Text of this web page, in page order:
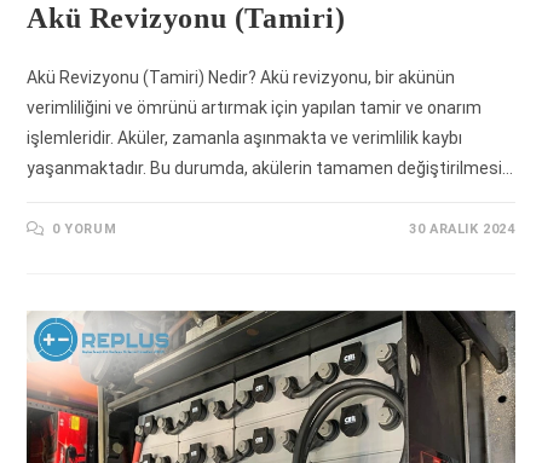
Akü Revizyonu (Tamiri)
Akü Revizyonu (Tamiri) Nedir? Akü revizyonu, bir akünün
verimliliğini ve ömrünü artırmak için yapılan tamir ve onarım
işlemleridir. Aküler, zamanla aşınmakta ve verimlilik kaybı
yaşanmaktadır. Bu durumda, akülerin tamamen değiştirilmesi…
0 YORUM 30 ARALIK 2024